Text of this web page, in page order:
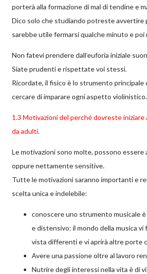
porterà alla formazione di mal di tendine e
Dico solo che studiando potreste avvertire
sarebbe utile fermarsi qualche minuto e poi
Non fatevi prendere dall’euforia iniziale
Siate prudenti e rispettate voi stessi.
Ricordate, il fisico è lo strumento principale
cercare di imparare ogni aspetto violinistico.
1.3 Motivazioni del perché dovreste iniziare
da adulti.
Le motivazioni sono molte, possono
oppure nettamente sensitive.
Tutte le motivazioni saranno importanti e
scelta unica e indelebile:
conoscere uno strumento musicale
e distensivo: il mondo della musica
vista differenti e vi aprirà altre porte
Avere una passione oltre al lavoro
Nutrire degli interessi nella vita è di